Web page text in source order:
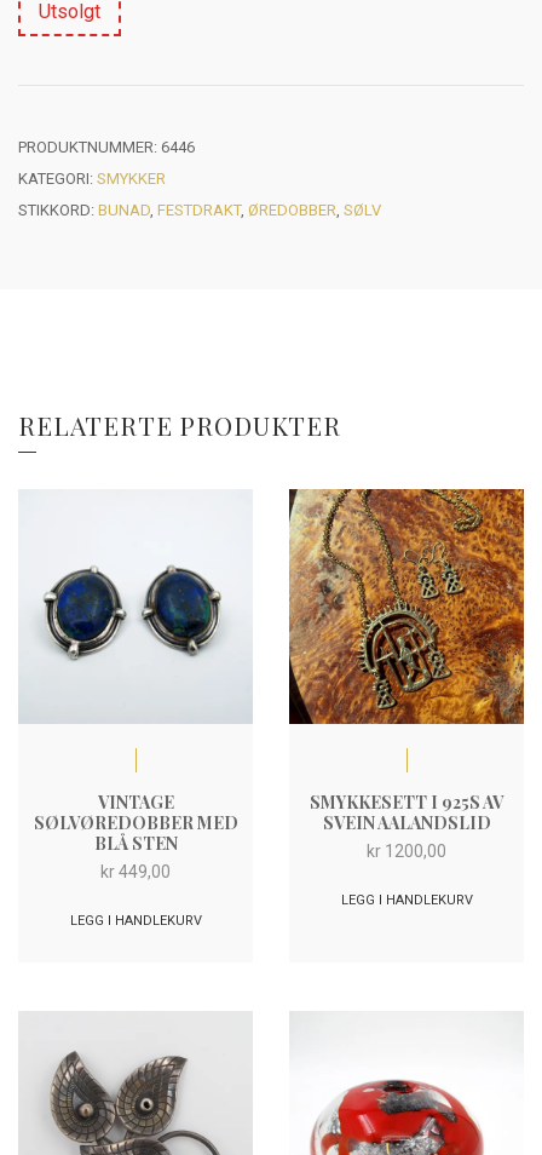
Utsolgt
PRODUKTNUMMER: 6446
KATEGORI: SMYKKER
STIKKORD: BUNAD FESTDRAKT, ØREDOBBER SØLV
RELATERTE PRODUKTER
VINTAGE
SØLVØREDOBBER MED
BLÅ STEN
kr449,00
LEGG I HANDLEKURV
SMYKKESETT I 925S AV
SVEIN AALANDSLID
kr 1200,00
LEGG I HANDLEKURV